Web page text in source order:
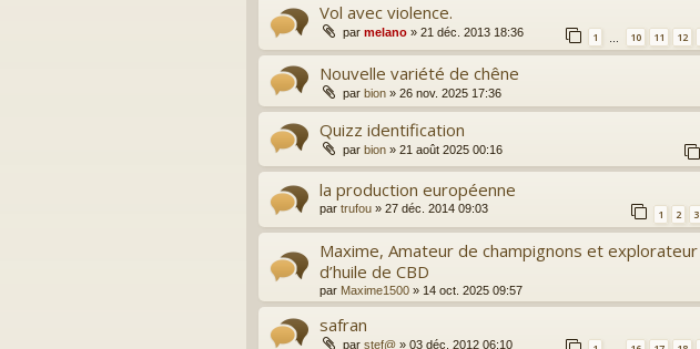
Vol avec violence.
par melano » 21 déc. 2013 18:36 1 10 11 12
Nouvelle variété de chêne
par bion » 26 nov. 2025 17:36
Quizz identification
par bion » 21 août 2025 00:16
la production européenne
par trufou » 27 déc. 2014 09:03 1 2 3
Maxime, Amateur de champignons et explorateur
d’huile de CBD
par Maxime1500 » 14 oct. 2025 09:57
safran
par stef@ » 03 déc. 2012 06:10